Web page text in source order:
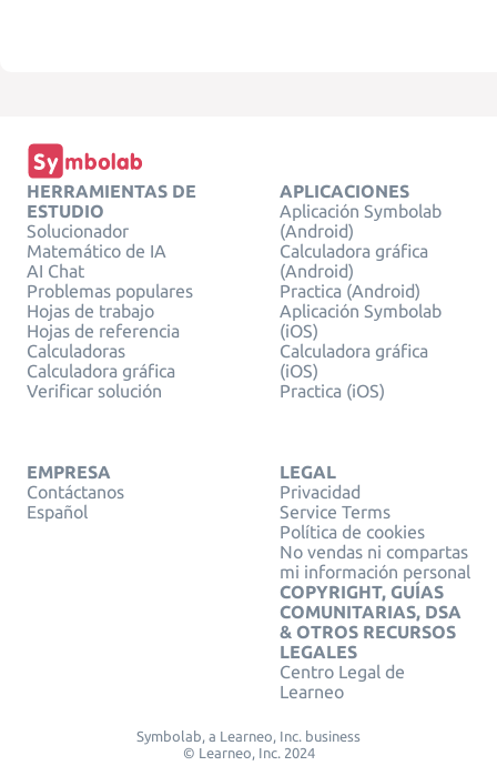
HERRAMIENTAS DE
ESTUDIO
Solucionador
Matemático de IA
AI Chat
Problemas populares
Hojas de trabajo
Hojas de referencia
Calculadoras
Calculadora gráfica
Verificar solución
APLICACIONES
Aplicación Symbolab
(Android)
Calculadora gráfica
(Android)
Practica (Android)
Aplicación Symbolab
(iOS)
Calculadora gráfica
(iOS)
Practica (iOS)
EMPRESA
Contáctanos
Español
LEGAL
Privacidad
Service Terms
Política de cookies
No vendas ni compartas
mi información personal
COPYRIGHT, GUÍAS
COMUNITARIAS, DSA
& OTROS RECURSOS
LEGALES
Centro Legal de
Learneo
Symbolab, a Learneo, Inc. business
© Learneo, Inc. 2024